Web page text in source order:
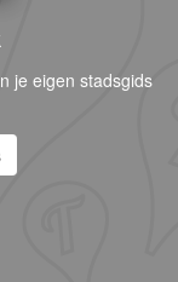
je eigen stadsgids